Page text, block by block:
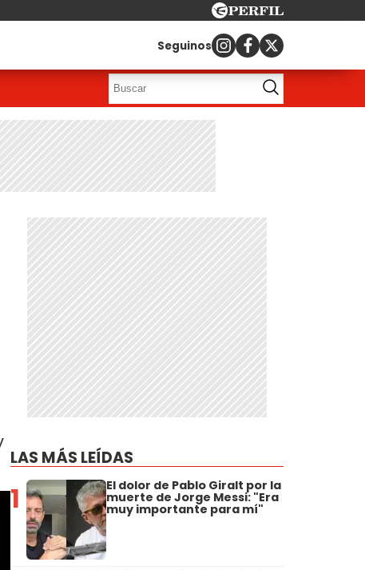
Seguinos
LAS MÁS LEÍDAS
1 El dolor de Pablo Giralt por la
muerte de Jorge Messi: "Era
muy importante para mí"